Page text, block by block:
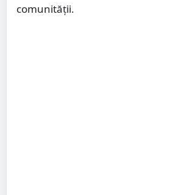
comunității.